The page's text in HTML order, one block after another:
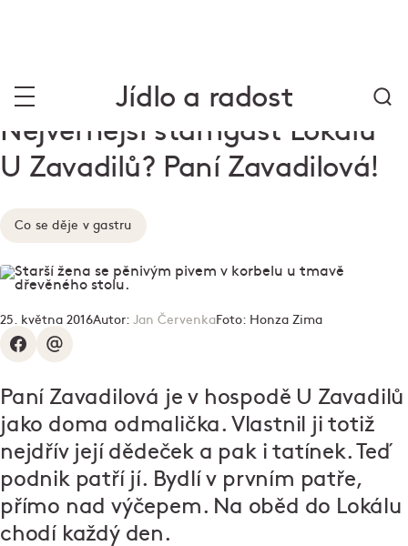
Jídlo a radost
Nejvěrnější štamgast Lokálu
U Zavadilů? Paní Zavadilová!
Co se děje v gastru
25. května 2016Autor: Jan ČervenkaFoto: Honza Zima
Paní Zavadilová je v hospodě U Zavadilů
jako doma odmalička. Vlastnil ji totiž
nejdřív její dědeček a pak i tatínek. Teď
podnik patří jí. Bydlí v prvním patře,
přímo nad výčepem. Na oběd do Lokálu
chodí každý den.